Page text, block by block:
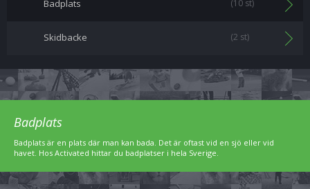
Badplats (10 st)
Skidbacke (2 st)
Badplats
Badplats är en plats där man kan bada. Det är oftast vid en sjö eller vid
havet. Hos Activated hittar du badplatser i hela Sverige.